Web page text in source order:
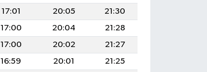
17:01 20:05
21:30
17:00 20:04
21:28
17:00 20:02
21:27
16:59 20:01
21:25